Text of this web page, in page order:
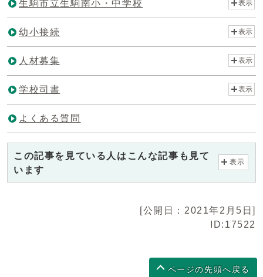
生駒市立生駒南小・中学校 表示
幼小接続 表示
人材募集 表示
学校司書 表示
よくある質問
この記事を見ている人はこんな記事も見て
います
表示
[公開日：2021年2月5日]
ID:17522
ページの先頭へ戻る